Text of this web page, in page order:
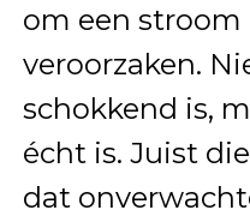
om een stroom
veroorzaken.
schokkend is,
écht is. Juist
dat